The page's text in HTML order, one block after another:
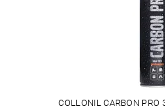
COLLONIL CARBON PRO